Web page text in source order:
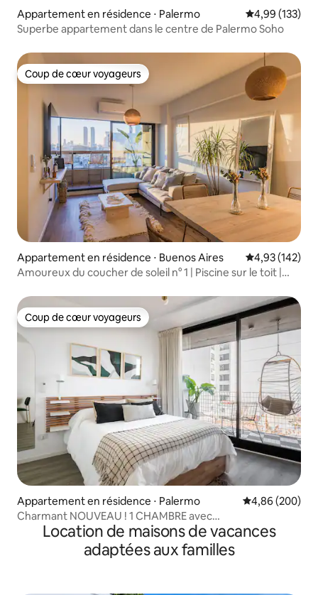
Appartement en résidence ⋅ Palermo Évaluation
4,99 (133)
Superbe appartement dans le centre de Palermo Soho
Coup de cœur voyageurs
Coup de cœur voyageurs
Appartement en résidence ⋅ Buenos Aires Évaluation
4,93 (142)
Amoureux du coucher de soleil n° 1 | Piscine sur le toit |
Coup de cœur voyageurs
Coup de cœur voyageurs
Appartement en résidence ⋅ Palermo Évaluation
4,86 (200)
Charmant NOUVEAU ! 1 CHAMBRE avec
balcon/piscine/CŒUR Palermo Soho.
Location de maisons de vacances
adaptées aux familles